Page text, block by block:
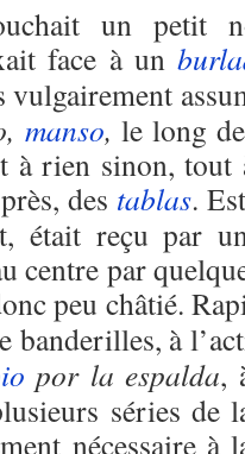
un petit
face à un
vulgairement
manso, le long
à rien sinon,
des tablas.
était reçu par
centre par
peu châtié.
banderilles, à
por la espalda,
séries de
nécessaire à